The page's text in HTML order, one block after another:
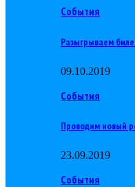
События
Разыгрываем
09.10.2019
События
Проводим новый
23.09.2019
События